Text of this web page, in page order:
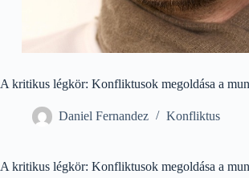
A kritikus légkör: Konfliktusok megoldása a
Daniel Fernandez Konfliktus
A kritikus légkör: Konfliktusok megoldása a